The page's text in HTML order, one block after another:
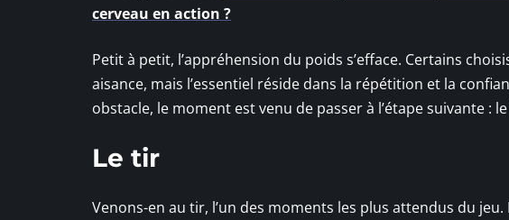
cerveau en action ?
Petit à petit, l’appréhension du poids s’efface. Certains
aisance, mais l’essentiel réside dans la répétition et la
obstacle, le moment est venu de passer à l’étape suivante :
Le tir
Venons-en au tir, l’un des moments les plus attendus du